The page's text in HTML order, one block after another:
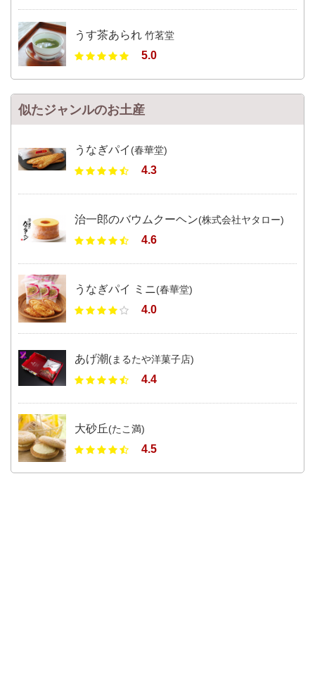
うす茶あられ 竹茗堂
5.0
似たジャンルのお土産
うなぎパイ (春華堂)
4.3
治一郎のバウムクーヘン(株式会社ヤタロー)
4.6
うなぎパイ ミニ (春華堂)
4.0
あげ潮 (まるたや洋菓子店)
4.4
大砂丘 (たこ満)
4.5